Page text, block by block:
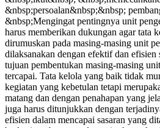
&nbsp;persoalan&nbsp;&nbsp;
&nbsp;Mengingat pentingnya unit
harus memberikan dukungan agar tata
dirumuskan pada masing-masing unit
dilaksanakan dengan efektif dan efisien
tujuan pembentukan masing-masing
tercapai. Tata kelola yang baik tidak
kegiatan yang kebetulan tetapi
matang dan dengan penahapan yang
juga harus ditunjukkan dengan
efisien dalam mencapai sasaran yang